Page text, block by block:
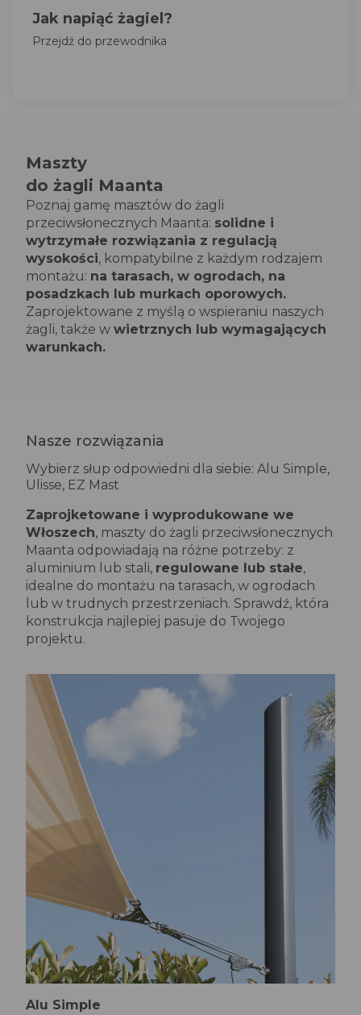
Jak napiąć żagiel?
Przejdź do przewodnika
Maszty
do żagli Maanta
Poznaj gamę masztów do żagli
przeciwsłonecznych Maanta: solidne i
wytrzymałe rozwiązania z regulacją
wysokości, kompatybilne z każdym rodzajem
montażu: na tarasach, w ogrodach, na
posadzkach lub murkach oporowych.
Zaprojektowane z myślą o wspieraniu naszych
żagli, także w wietrznych lub wymagających
warunkach.
Nasze rozwiązania
Wybierz słup odpowiedni dla siebie: Alu Simple,
Ulisse, EZ Mast
Zaprojketowane i wyprodukowane we
Włoszech, maszty do żagli przeciwsłonecznych
Maanta odpowiadają na różne potrzeby: z
aluminium lub stali, regulowane lub stałe,
idealne do montażu na tarasach, w ogrodach
lub w trudnych przestrzeniach. Sprawdź, która
konstrukcja najlepiej pasuje do Twojego
projektu.
Alu Simple